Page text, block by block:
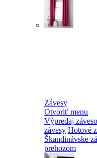
Závesy
Otvoriť menu
Výpredaj
závesy Hotové
Škandinávske
prehozom